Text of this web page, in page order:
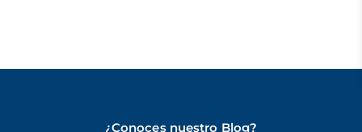
¿Conoces nuestro Blog?